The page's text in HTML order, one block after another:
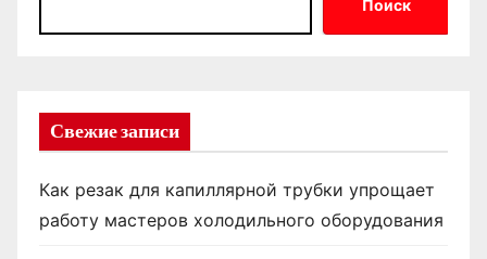
Поиск
Свежие записи
Как резак для капиллярной трубки упрощает
работу мастеров холодильного оборудования